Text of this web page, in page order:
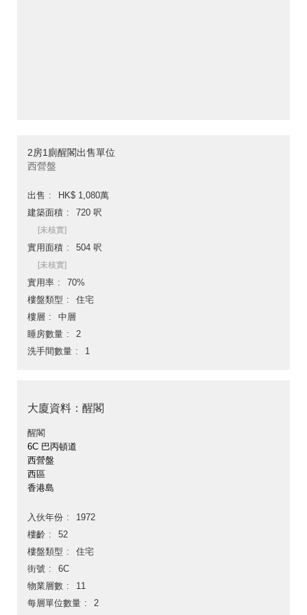
2房1廁醒閣出售單位
西營盤
出售
HK$ 1,080萬
建築面積
720 呎
[未核實]
實用面積 504 呎
[未核實]
實用率
70%
樓盤類型
住宅
樓層
中層
睡房數量
2
洗手間數量
1
大廈資料：醒閣
醒閣
6C 巴丙頓道
西營盤
西區
香港島
入伙年份
1972
樓齡
52
樓盤類型
住宅
街號
6C
物業層數
11
每層單位數量
2